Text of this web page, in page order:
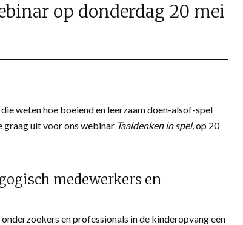
op donderdag 20 mei
weten hoe boeiend en leerzaam doen-alsof-spel
graag uit voor ons webinar Taaldenken in spel, op 20
medewerkers en
en professionals in de kinderopvang een